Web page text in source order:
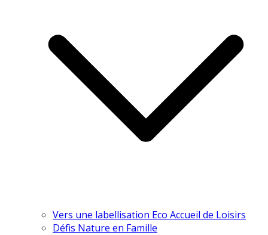
Vers une labellisation Eco Accueil de Loisirs
Défis Nature en Famille